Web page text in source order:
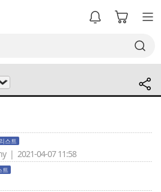
리스트
| 2021-04-07 11:58
트